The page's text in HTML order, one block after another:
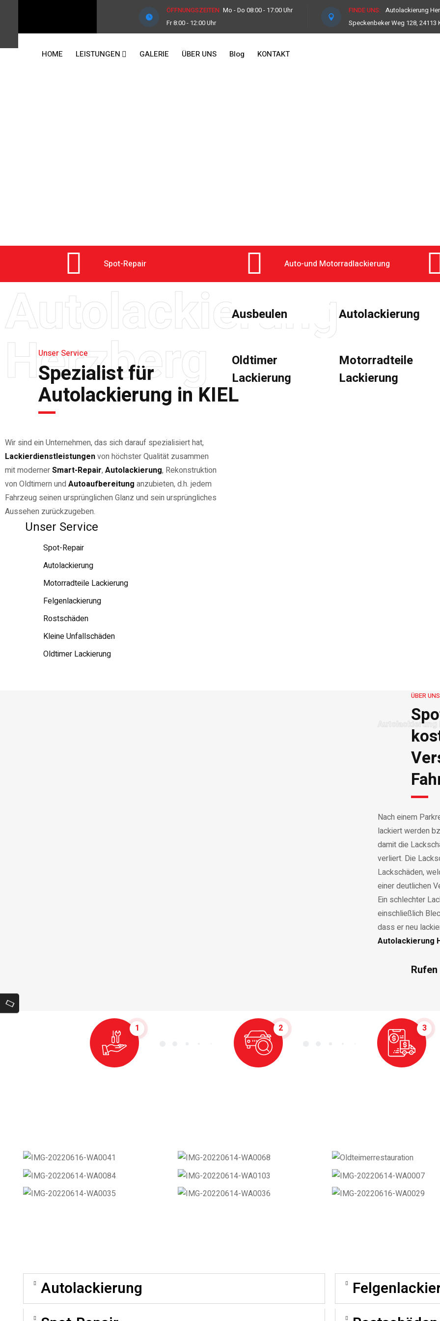
ÖFFNUNGSZEITEN Mo - Do 08:00 - 17:00 Uhr
Fr 8:00 - 12:00 Uhr
FINDE UNS: Autolackierung
Speckenbeker Weg 128, 24113
HOME LEISTUNGEN GALERIE ÜBER UNS Blog KONTAKT
Spot-Repair Auto-und Motorradlackierung
Autolackierung
Herzberg
Unser Service
Spezialist für
Autolackierung in KIEL
Wir sind ein Unternehmen, das sich darauf spezialisiert hat,
Lackierdienstleistungenvon höchster Qualität zusammen
mit modernerSmart-Repair, Autolackierung, Rekonstruktion
von Oldtimern und Autoaufbereitung anzubieten, d.h. jedem
Fahrzeug seinen ursprünglichen Glanz und sein ursprüngliches
Aussehen zurückzugeben.
Unser Service
Spot-Repair
Autolackierung
Motorradteile Lackierung
Felgenlackierung
Rostschäden
Kleine Unfallschäden
Oldtimer Lackierung
Ausbeulen Autolackierung
Oldtimer
Lackierung
Motorradteile
Lackierung
ÜBER UNS
Nach einem
lackiert werden
damit die
verliert. Die
Lackschäden,
einer deutlichen
Ein schlechter
einschließlich
dass er neu
Autolackierung
1 2 3
Autolackierung